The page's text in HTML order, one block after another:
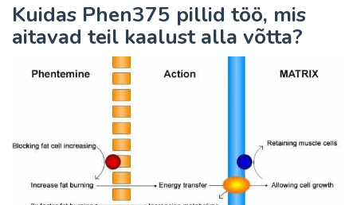
Kuidas Phen375 pillid töö, mis
aitavad teil kaalust alla võtta?